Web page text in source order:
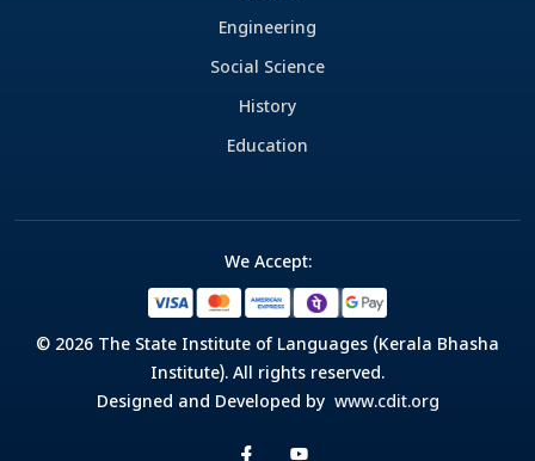
Engineering
Social Science
History
Education
We Accept:
© 2026 The State Institute of Languages (Kerala Bhasha
Institute). All rights reserved.
Designed and Developed by www.cdit.org